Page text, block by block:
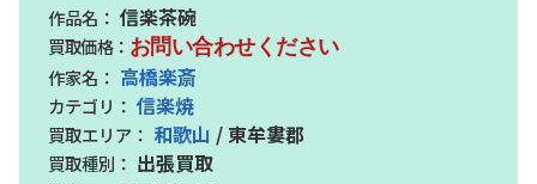
信楽茶碗
お問い合わせください
高橋楽斎
信楽焼
和歌山 / 東牟婁郡
出張買取